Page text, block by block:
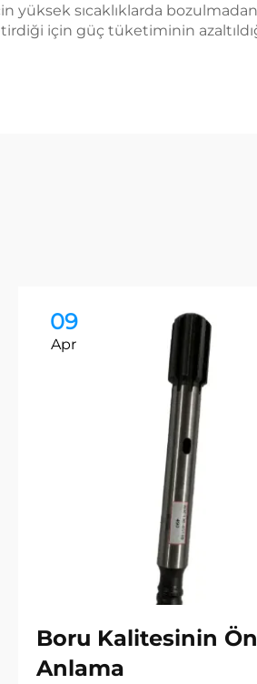
yüksek sıcaklıklarda
için güç tüketiminin
09
Apr
Boru Kalitesinin
Anlama